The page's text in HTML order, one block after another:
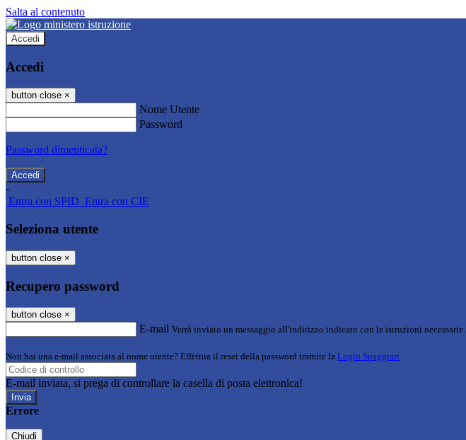
Salta al contenuto
Accedi
Accedi
button close ×
Nome Utente
Password
Password dimenticata?
-
Entra con SPID Entra con CIE
Seleziona utente
button close ×
Recupero password
button close ×
E-mail Verrà inviato un messaggio all'indirizzo indicato con le istruzioni necessarie.
Non hai una e-mail associata al nome utente? Effettua il reset della password tramite la Login Spaggiari
E-mail inviata, si prega di controllare la casella di posta elettronica!
Errore
Chiudi